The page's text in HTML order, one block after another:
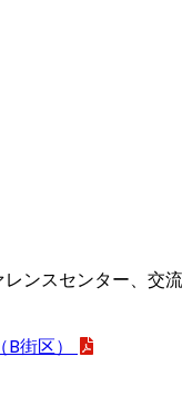
ンスセンター、
街区）